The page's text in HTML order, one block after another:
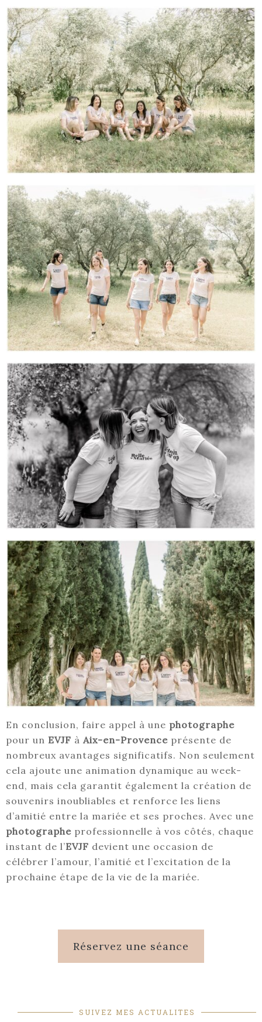
En conclusion, faire appel à une photographe
pour un EVJF à Aix-en-Provence présente de
nombreux avantages significatifs. Non seulement
cela ajoute une animation dynamique au week-
end, mais cela garantit également la création de
souvenirs inoubliables et renforce les liens
d’amitié entre la mariée et ses proches. Avec une
photographe professionnelle à vos côtés, chaque
instant de l’EVJF devient une occasion de
célébrer l’amour, l’amitié et l’excitation de la
prochaine étape de la vie de la mariée.
Réservez une séance
SUIVEZ MES ACTUALITES